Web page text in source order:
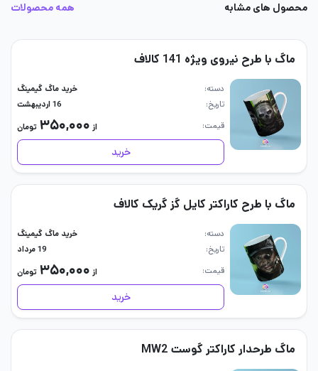
محصول های مشابه همه محصولات
ماگ با طرح نیروی ویژه 141 کالاف
دسته
خرید ماگ گیمینگ
تاریخ
16 اردیبهشت
قیمت
از ۳۵۰,۰۰۰ تومان
خرید
ماگ با طرح کاراکتر کایل گز گریک کالاف
دسته
خرید ماگ گیمینگ
تاریخ
19 مرداد
قیمت
از ۳۵۰,۰۰۰ تومان
خرید
ماگ طرحدار کاراکتر گوست MW2